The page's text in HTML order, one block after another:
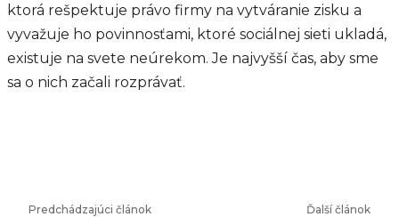
ktorá rešpektuje právo firmy na vytváranie zisku a
vyvažuje ho povinnosťami, ktoré sociálnej sieti ukladá,
existuje na svete neúrekom. Je najvyšší čas, aby sme
sa o nich začali rozprávať.
Predchádzajúci článok Ďalší článok